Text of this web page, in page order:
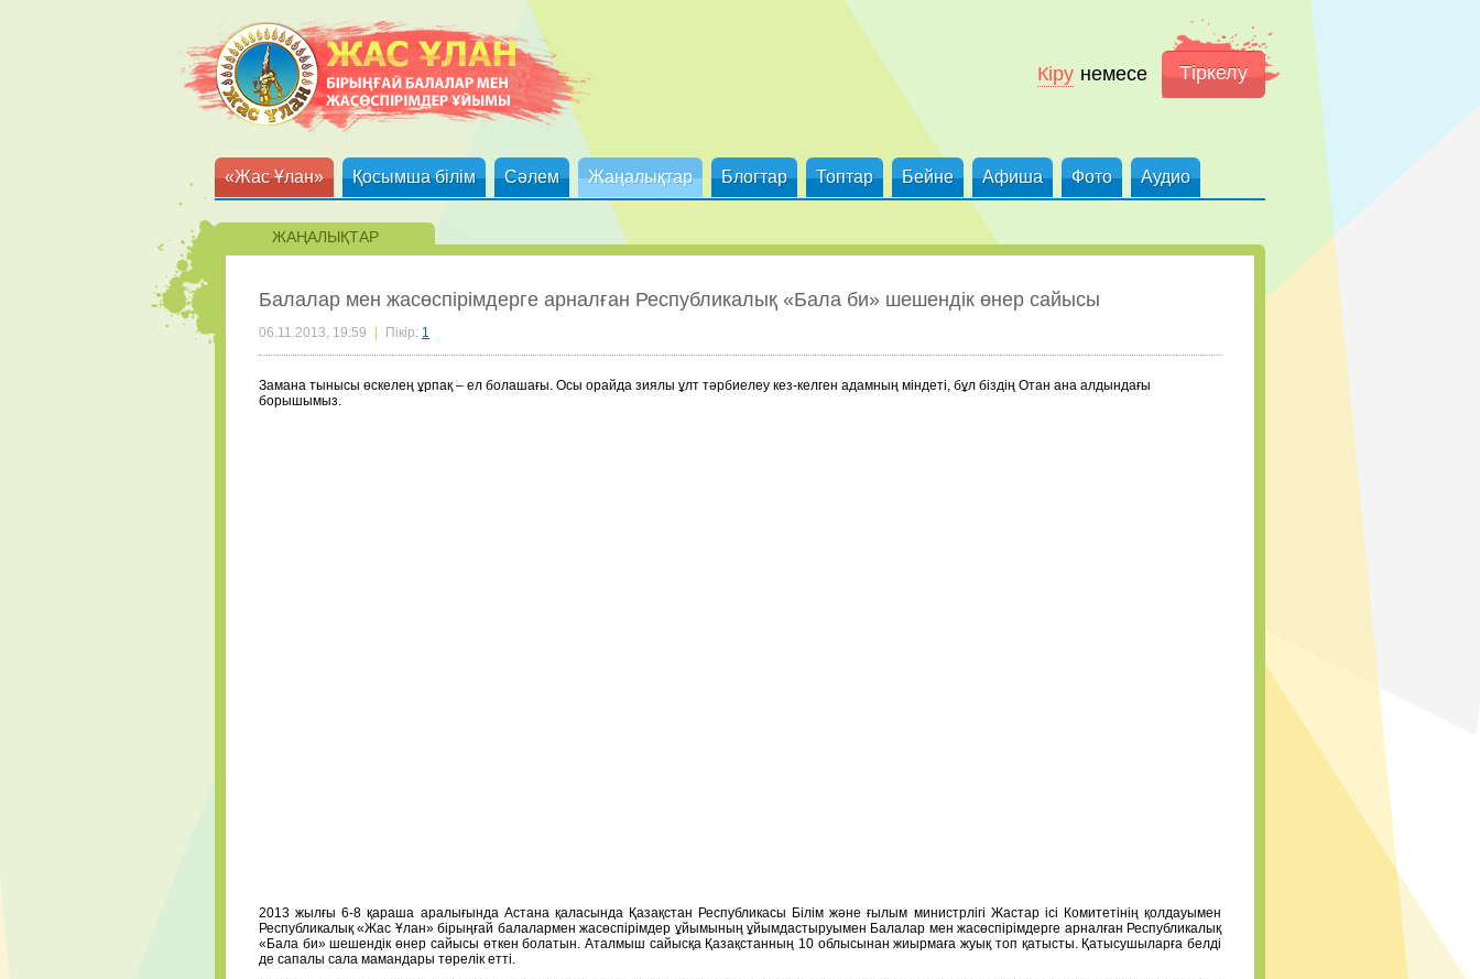
Кіру немесе Тіркелу
«Жас Ұлан» Қосымша білім Сәлем Жаңалықтар Блогтар Топтар Бейне Афиша Фото Аудио
ЖАҢАЛЫҚТАР
Балалар мен жасөспірімдерге арналған Республикалық «Бала би» шешендік өнер сайысы
06.11.2013, 19:59 Пікір: 1
Замана тынысы өскелең ұрпақ – ел болашағы. Осы орайда зиялы ұлт тәрбиелеу кез-келген адамның міндеті, бұл біздің Отан ана алдындағы
борышымыз.
2013 жылғы 6-8 қараша аралығында Астана қаласында Қазақстан Республикасы Білім және ғылым министрлігі Жастар ісі Комитетінің қолдауымен
Республикалық «Жас Ұлан» бірыңғай балалармен жасөспірімдер ұйымының ұйымдастыруымен Балалар мен жасөспірімдерге арналған Республикалық
«Бала би» шешендік өнер сайысы өткен болатын. Аталмыш сайысқа Қазақстанның 10 облысынан жиырмаға жуық топ қатысты. Қатысушыларға белді
де сапалы сала мамандары төрелік етті.